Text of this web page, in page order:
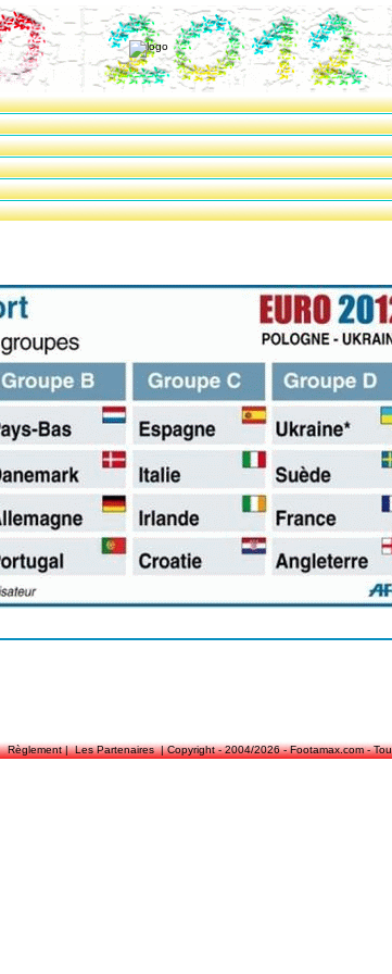
Règlement|Les Partenaires| Copyright - 2004/2026 -Footamax.com-